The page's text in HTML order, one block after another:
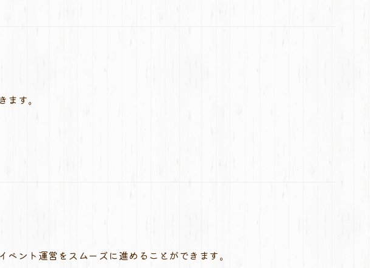
す。
ント運営をスムーズに進めることができます。